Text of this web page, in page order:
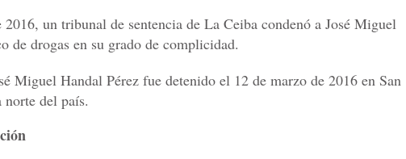
2016, un tribunal de sentencia de La Ceiba condenó a José Miguel
de drogas en su grado de complicidad.
Miguel Handal Pérez fue detenido el 12 de marzo de 2016 en San
norte del país.